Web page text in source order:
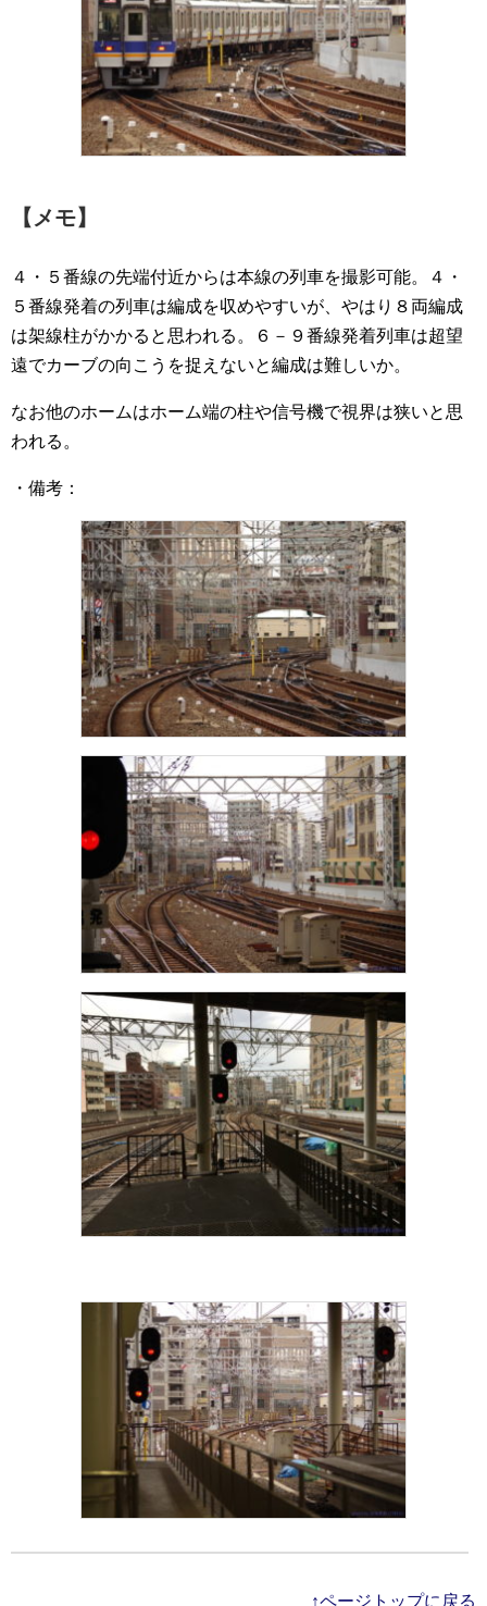
【メモ】
４・５番線の先端付近からは本線の列車を撮影可能。４・
５番線発着の列車は編成を収めやすいが、やはり８両編成
は架線柱がかかると思われる。６－９番線発着列車は超望
遠でカーブの向こうを捉えないと編成は難しいか。
なお他のホームはホーム端の柱や信号機で視界は狭いと思
われる。
・備考：
↑ページトップに戻る